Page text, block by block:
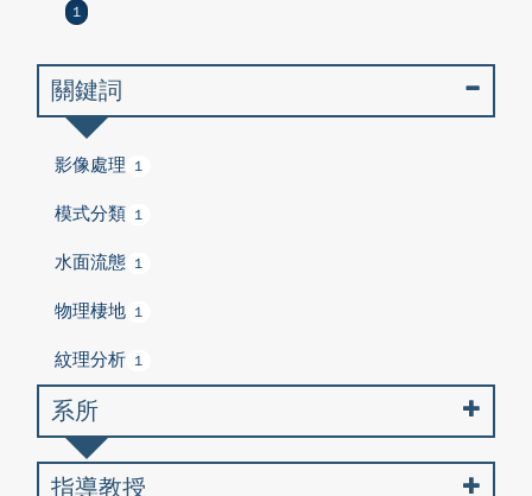
1
關鍵詞
影像處理 1
模式分類 1
水面流態 1
物理棲地 1
紋理分析 1
系所
指導教授